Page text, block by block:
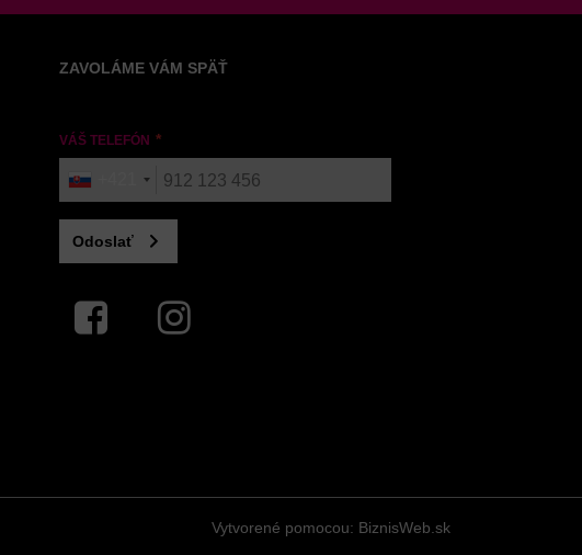
ZAVOLÁME VÁM SPÄŤ
VÁŠ TELEFÓN
Odoslať
Facebook Instagram
Vytvorené pomocou: BiznisWeb.sk